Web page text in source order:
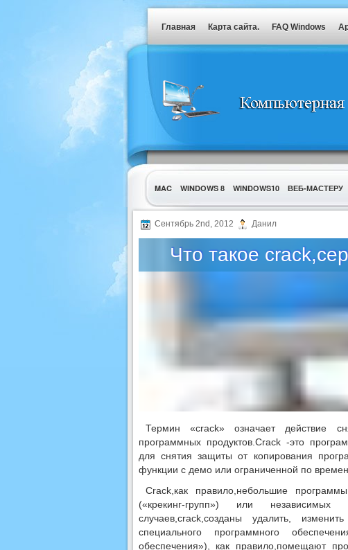
Главная Карта сайта. FAQ Windows
MAC WINDOWS 8 WINDOWS10 ВЕБ-МАСТЕРУ
УТИЛИТЫ
Сентябрь 2nd, 2012 Данил
Что такое
Термин «crack» означает действие
программных продуктов.Crack -это
для снятия защиты от копирования
функции с демо или ограниченной по
Crack,как правило,небольшие
(«крекинг-групп») или независимых
случаев,crack,созданы удалить,
специального программного
обеспечения»), как правило,помещают